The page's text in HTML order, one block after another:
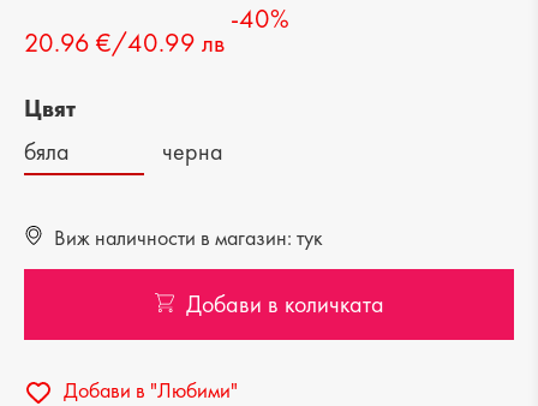
20.96 €/40.99 лв
-40%
Цвят
бяла
черна
Виж наличности в магазин: тук
Добави в количката
Добави в "Любими"